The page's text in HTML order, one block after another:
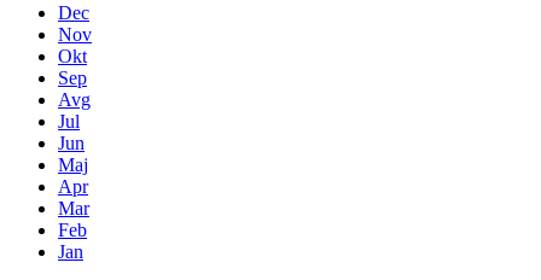
Dec
Nov
Okt
Sep
Avg
Jul
Jun
Maj
Apr
Mar
Feb
Jan